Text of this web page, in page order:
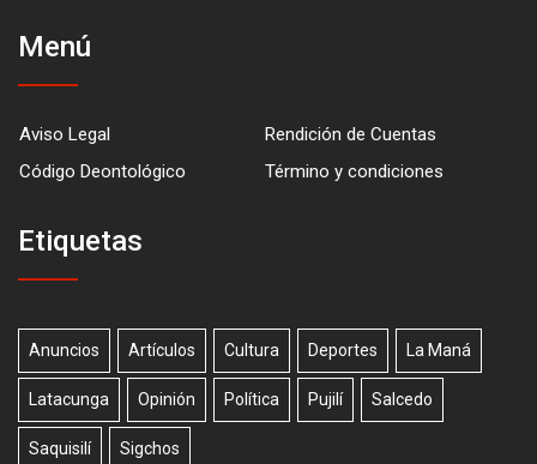
Menú
Aviso Legal
Rendición de Cuentas
Código Deontológico
Término y condiciones
Etiquetas
Anuncios Artículos Cultura Deportes La Maná
Latacunga Opinión Política Pujilí Salcedo
Saquisilí Sigchos